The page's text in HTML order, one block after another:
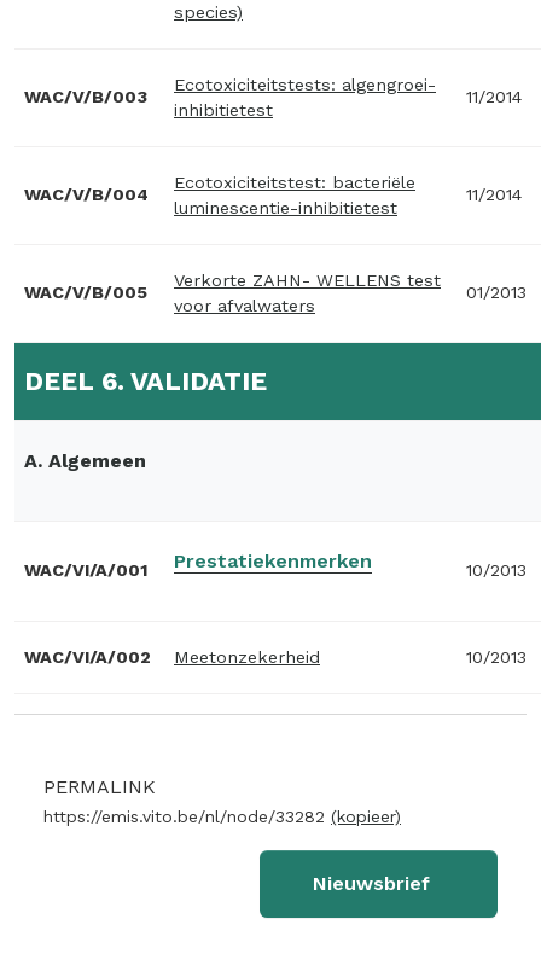
species)
WAC/V/B/003
Ecotoxiciteitstests: algengroei-
inhibitietest
11/2014
WAC/V/B/004
Ecotoxiciteitstest: bacteriële
luminescentie-inhibitietest
11/2014
WAC/V/B/005
Verkorte ZAHN- WELLENS test
voor afvalwaters
01/2013
DEEL 6. VALIDATIE
A. Algemeen
WAC/VI/A/001 Prestatiekenmerken 10/2013
WAC/VI/A/002 Meetonzekerheid 10/2013
PERMALINK
https://emis.vito.be/nl/node/33282 (kopieer)
Nieuwsbrief